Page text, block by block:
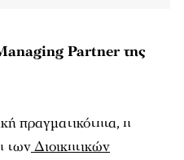
Partner της
πραγματικότητα, η
τωνΔιοικητικών